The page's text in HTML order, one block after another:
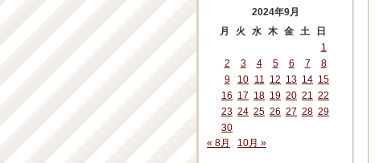
2024年9月
月
火 水 木 金 土
日
1
2
3 4 5 6 7
8
9
10 11 12 13 14 15
16 17 18 19 20 21 22
23 24 25 26 27 28 29
30
« 8月
10月 »